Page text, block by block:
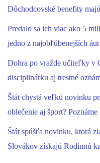
Dôchodcovské benefity
Predalo sa ich viac ako 5
jedno z najobľúbenejších
Dohra po vražde učiteľky v
disciplinárku aj trestné
Štát chystá veľkú novinku
oblečenie aj šport?
Štát spúšťa novinku, ktorá
Slovákov získajú Rodinnú